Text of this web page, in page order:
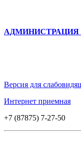
АДМИНИСТРАЦИЯ
Версия для
Интернет приемная
+7 (87875) 7-27-50